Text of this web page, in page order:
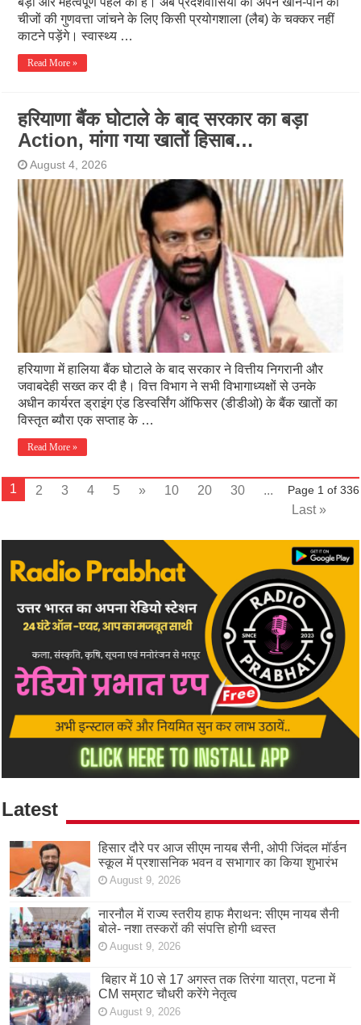
चीजों की गुणवत्ता जांचने के लिए किसी प्रयोगशाला (लैब) के चक्कर नहीं
काटने पड़ेंगे। स्वास्थ्य …
Read More »
हरियाणा बैंक घोटाले के बाद सरकार का बड़ा
Action, मांगा गया खातों हिसाब…
August 4, 2026
हरियाणा में हालिया बैंक घोटाले के बाद सरकार ने वित्तीय निगरानी और
जवाबदेही सख्त कर दी है। वित्त विभाग ने सभी विभागाध्यक्षों से उनके
अधीन कार्यरत ड्राइंग एंड डिस्वर्सिंग ऑफिसर (डीडीओ) के बैंक खातों का
विस्तृत ब्यौरा एक सप्ताह के …
Read More »
Page 1 of 336
1 2 3 4 5 » 10 20 30
...
Last »
Latest
हिसार दौरे पर आज सीएम नायब सैनी, ओपी जिंदल मॉर्डन
स्कूल में प्रशासनिक भवन व सभागार का किया शुभारंभ
August 9, 2026
नारनौल में राज्य स्तरीय हाफ मैराथन: सीएम नायब सैनी
बोले- नशा तस्करों की संपत्ति होगी ध्वस्त
August 9, 2026
बिहार में 10 से 17 अगस्त तक तिरंगा यात्रा, पटना में
CM सम्राट चौधरी करेंगे नेतृत्व
August 9, 2026